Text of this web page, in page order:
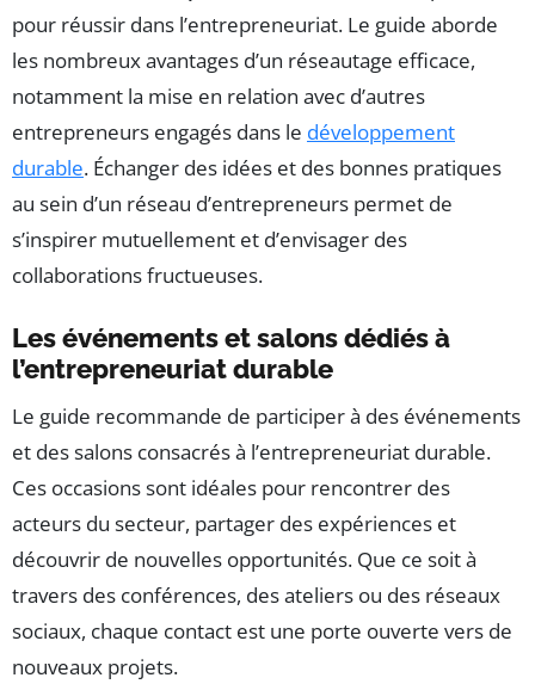
pour réussir dans l’entrepreneuriat. Le guide aborde
les nombreux avantages d’un réseautage efficace,
notamment la mise en relation avec d’autres
entrepreneurs engagés dans le développement
durable. Échanger des idées et des bonnes pratiques
au sein d’un réseau d’entrepreneurs permet de
s’inspirer mutuellement et d’envisager des
collaborations fructueuses.
Les événements et salons dédiés à
l’entrepreneuriat durable
Le guide recommande de participer à des événements
et des salons consacrés à l’entrepreneuriat durable.
Ces occasions sont idéales pour rencontrer des
acteurs du secteur, partager des expériences et
découvrir de nouvelles opportunités. Que ce soit à
travers des conférences, des ateliers ou des réseaux
sociaux, chaque contact est une porte ouverte vers de
nouveaux projets.